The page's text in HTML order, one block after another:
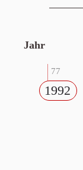
Jahr
77
1992